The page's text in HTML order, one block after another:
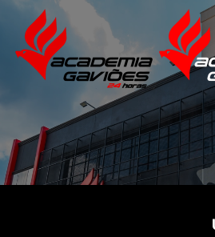
Skip to main content